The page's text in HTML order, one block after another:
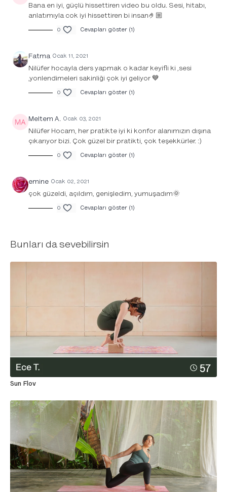
Bana en iyi, güçlü hissettiren video bu oldu. Sesi, hitabı,
anlatımıyla cok iyi hissettiren bi insan🤌🏼
0 Cevapları göster (1)
Fatma Ocak 11, 2021
Nilüfer hocayla ders yapmak o kadar keyifli ki ,sesi
,yonlendimeleri sakinliği çok iyi geliyor 💙
0 Cevapları göster (1)
Meltem A. Ocak 03, 2021
Nilüfer Hocam, her pratikte iyi ki konfor alanımızın dışına
çıkarıyor bizi. Çok güzel bir pratikti, çok teşekkürler. :)
0 Cevapları göster (1)
emine Ocak 02, 2021
çok güzeldi, açıldım, genişledim, yumuşadım🌞
0 Cevapları göster (1)
Bunları da sevebilirsin
Sun Flov